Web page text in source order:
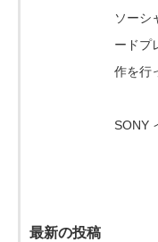
ソーシ
ードプ
作を行
SONY
最新の投稿